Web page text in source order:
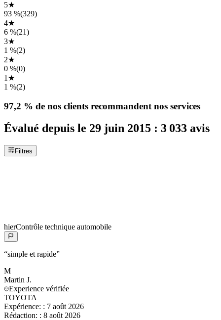
5★
93 %(329)
4★
6 %(21)
3★
1 %(2)
2★
0 %(0)
1 ★
1 %(2)
97,2 % de nos clients recommandent nos services
Évalué depuis le 29 juin 2015 : 3 033 avis
Filtres
hierContrôle technique automobile
“simple et rapide”
M
Martin J.
Experience vérifiée
TOYOTA
Expérience: : 7 août 2026
Rédaction: : 8 août 2026